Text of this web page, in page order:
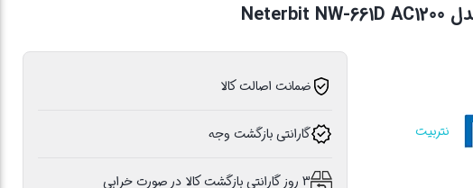
نتربیت
ضمانت اصالت کالا
گارانتی بازگشت وجه
3 روز گارانتی بازگشت کالا در صورت خرابی